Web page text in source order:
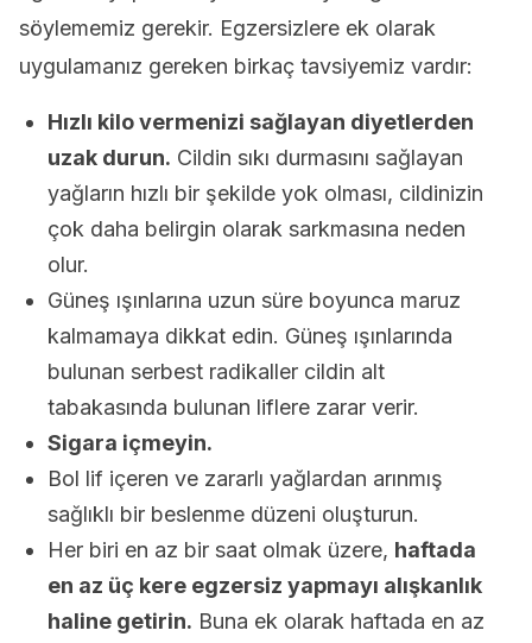
söylememiz gerekir. Egzersizlere ek olarak
uygulamanız gereken birkaç tavsiyemiz vardır:
Hızlı kilo vermenizi sağlayan diyetlerden
uzak durun. Cildin sıkı durmasını sağlayan
yağların hızlı bir şekilde yok olması, cildinizin
çok daha belirgin olarak sarkmasına neden
olur.
Güneş ışınlarına uzun süre boyunca maruz
kalmamaya dikkat edin. Güneş ışınlarında
bulunan serbest radikaller cildin alt
tabakasında bulunan liflere zarar verir.
Sigara içmeyin.
Bol lif içeren ve zararlı yağlardan arınmış
sağlıklı bir beslenme düzeni oluşturun.
Her biri en az bir saat olmak üzere, haftada
en az üç kere egzersiz yapmayı alışkanlık
haline getirin. Buna ek olarak haftada en az